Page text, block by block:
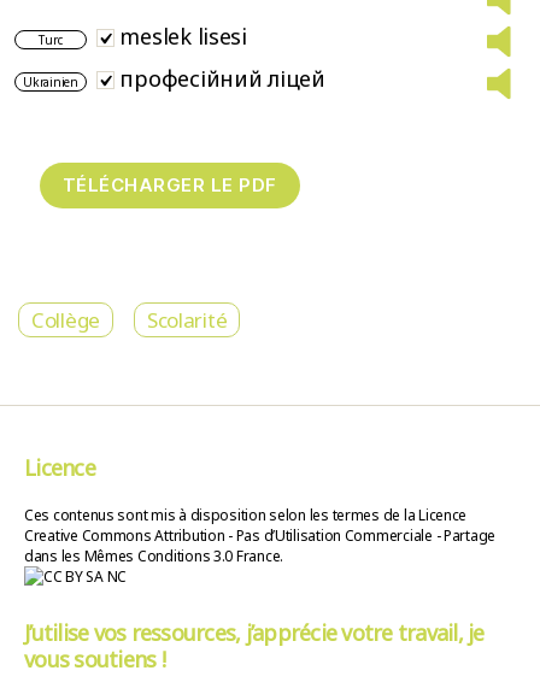
Turc meslek lisesi
Ukrainien професійний ліцей
Collège Scolarité
Licence
Ces contenus sont mis à disposition selon les termes de la Licence
Creative Commons Attribution - Pas d’Utilisation Commerciale - Partage
dans les Mêmes Conditions 3.0 France.
J’utilise vos ressources, j’apprécie votre travail, je
vous soutiens !